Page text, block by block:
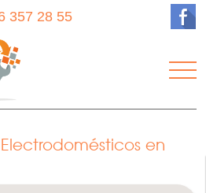
357 28 55
en